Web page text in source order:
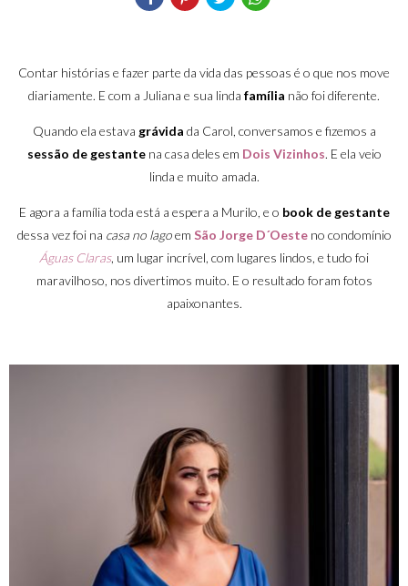
Contar histórias e fazer parte da vida das pessoas é o que nos move
diariamente. E com a Juliana e sua linda família não foi diferente.
Quando ela estava grávida da Carol, conversamos e fizemos a
sessão de gestantena casa deles em Dois Vizinhos. E ela veio
linda e muito amada.
E agora a família toda está a espera a Murilo, e o book de gestante
dessa vez foi na casa no lagoem São Jorge D´Oesteno condomínio
Águas Claras, um lugar incrível, com lugares lindos, e tudo foi
maravilhoso, nos divertimos muito. E o resultado foram fotos
apaixonantes.